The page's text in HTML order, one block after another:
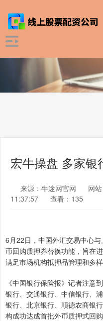
宏牛操盘 多家银
来源：牛途网官网 网
11:37:57
查看：135
6月22日，中国外汇交易中心
币回购质押券替换功能，旨在
满足市场机构抵押品管理和多
《中国银行保险报》记者注意
银行、交通银行、中信银行、
银行、北京银行、顺德农商银
构成功达成首批外币质押式回